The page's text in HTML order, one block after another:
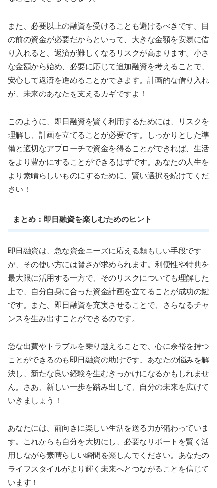
また、必要以上の融資を受けることも避けるべきです。目
の前の資金が必要だからといって、大きな金額を安易に借
り入れると、返済が難しくなるリスクが高まります。小さ
な金額から始め、必要に応じて追加融資を考えることで、
安心して返済を進めることができます。計画的な借り入れ
が、未来のあなたを支えるカギですよ！
このように、即日融資を賢く利用するためには、リスクを
理解し、計画を立てることが必要です。しっかりとした準
備と適切なアプローチで資金を得ることができれば、生活
をより豊かにすることができるはずです。あなたの人生を
より素晴らしいものにするために、賢い選択を続けてくだ
さい！
まとめ：即日融資を楽しむためのヒント
即日融資は、急な資金ニーズに応える頼もしい手段です
が、その使い方には賢さが求められます。利便性や特典を
最大限に活用する一方で、そのリスクについても理解した
上で、自分自身に合った資金計画を立てることが成功の鍵
です。また、即日融資を充実させることで、さらなるチャ
ンスを生み出すことができるのです。
急な出費やトラブルを乗り越えることで、心に余裕を持つ
ことができるのも即日融資の助けです。あなたの悩みを解
決し、新たな良い経験を生むきっかけになるかもしれませ
ん。さあ、新しい一歩を踏み出して、自分の未来を広げて
いきましょう！
あなたには、前向きに楽しい生活を送る力が備わっていま
す。これからも自分を大切にし、必要なサポートを賢く活
用しながら素晴らしい瞬間を楽しんでください。あなたの
ライフスタイルがより輝く未来へとつながることを信じて
います！